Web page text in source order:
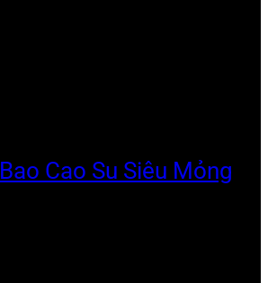
Bao Cao Su Siêu Mỏng